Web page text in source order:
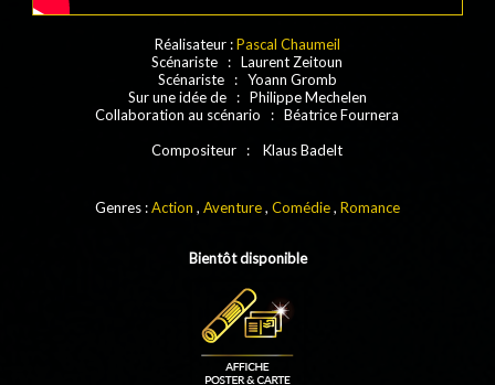
Réalisateur :Pascal Chaumeil
Scénariste : Laurent Zeitoun
Scénariste : Yoann Gromb
Sur une idée de : Philippe Mechelen
Collaboration au scénario : Béatrice Fournera
Compositeur : Klaus Badelt
Genres :Action , Aventure, Comédie, Romance
Bientôt disponible